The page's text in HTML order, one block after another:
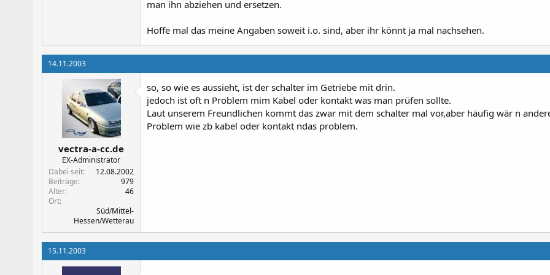
man ihn abziehen und ersetzen.
Hoffe mal das meine Angaben soweit i.o. sind, aber ihr könnt ja mal nachsehen.
14.11.2003
vectra-a-cc.de
EX-Administrator
Dabei seit
12.08.2002
Beiträge
979
Alter
46
Ort
Süd/Mittel-
Hessen/Wetterau
so, so wie es aussieht, ist der schalter im Getriebe mit drin.
jedoch ist oft n Problem mim Kabel oder kontakt was man prüfen sollte.
Laut unserem Freundlichen kommt das zwar mit dem schalter mal vor,aber häufig wär n
Problem wie zb kabel oder kontakt ndas problem.
15.11.2003